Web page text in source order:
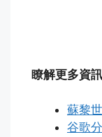
瞭解更多資訊
蘇黎
谷歌